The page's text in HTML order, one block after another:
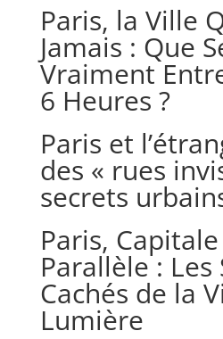
Paris, la Ville
Jamais : Que
Vraiment
6 Heures ?
Paris et
des « rues
secrets
Paris,
Parallèle : Les
Cachés de la
Lumière